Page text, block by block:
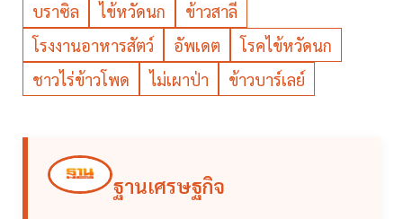
บราซิล
ไข้หวัดนก
ข้าวสาลี
โรงงานอาหารสัตว์
อัพเดต
โรคไข้หวัดนก
ชาวไร่ข้าวโพด
ไม่เผาป่า ข้าวบาร์เลย์
ฐานเศรษฐกิจ